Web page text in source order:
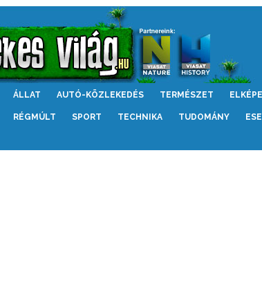
ÁLLAT AUTÓ-KÖZLEKEDÉS TERMÉSZET
RÉGMÚLT SPORT TECHNIKA TUDOMÁNY